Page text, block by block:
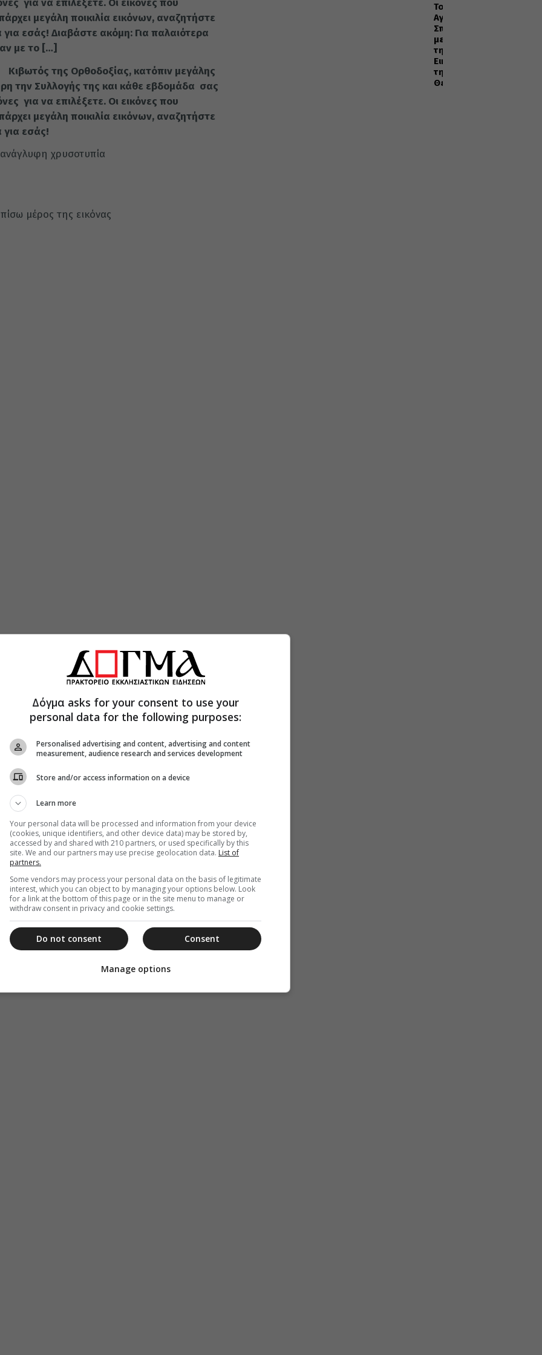
για να επιλέξετε. Οι εικόνες που
μεγάλη ποικιλία εικόνων, αναζητήστε
εσάς! Διαβάστε ακόμη: Για παλαιότερα
με το […]
Κιβωτός της Ορθοδοξίας, κατόπιν μεγάλης
την Συλλογής της και κάθε εβδομάδα σας
για να επιλέξετε. Οι εικόνες που
μεγάλη ποικιλία εικόνων, αναζητήστε
για εσάς!
ανάγλυφη χρυσοτυπία
μέρος της εικόνας
Άνθιμος στην «Κ.τ.Ο.» για την ανάγκη
την καθοδήγηση του Αγίου Πνεύματος –
της παρουσίας του Χριστού
της Εκκλησίας βιώνεται στην
δεν είναι ευλαβική συνήθεια – Έχουμε
Η πνευματική προσφορά του τον 20ο
αλήθεια και ενότητα
κυκλοφόρησαν με το φύλλο της Κιβωτού,
στο τηλ. 210
Το
Αγιορείτικο
Σπήλαιο
με
την
Εικόνα
της
Θεοτόκου
Δόγμα asks for your consent to use your
personal data for the following purposes:
Personalised advertising and content, advertising and content
measurement, audience research and services development
Store and/or access information on a device
Learn more
Your personal data will be processed and information from your device
(cookies, unique identifiers, and other device data) may be stored by,
accessed by and shared with 210 partners, or used specifically by this
site. We and our partners may use precise geolocation data. List of
partners.
Some vendors may process your personal data on the basis of legitimate
interest, which you can object to by managing your options below. Look
for a link at the bottom of this page or in the site menu to manage or
withdraw consent in privacy and cookie settings.
Consent
Do not consent
Manage options